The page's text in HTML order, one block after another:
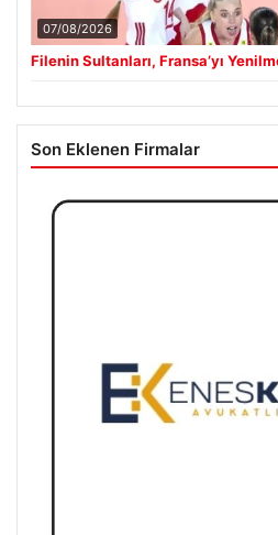
07/08/2026
Filenin Sultanları, Fransa’yı
Son Eklenen Firmalar